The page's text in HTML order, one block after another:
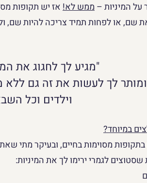
המיניות – ממש לא! אז יש תקופות
שם, או לפחות תמיד צריכה להיות שם,
"מגיע לך לחגוג את
ומותר לך לעשות את זה גם
וילדים וכל
במיוחד?
מסוימות בחיים, ובעיקר מתי
לגמרי ירימו לך את המיניות: